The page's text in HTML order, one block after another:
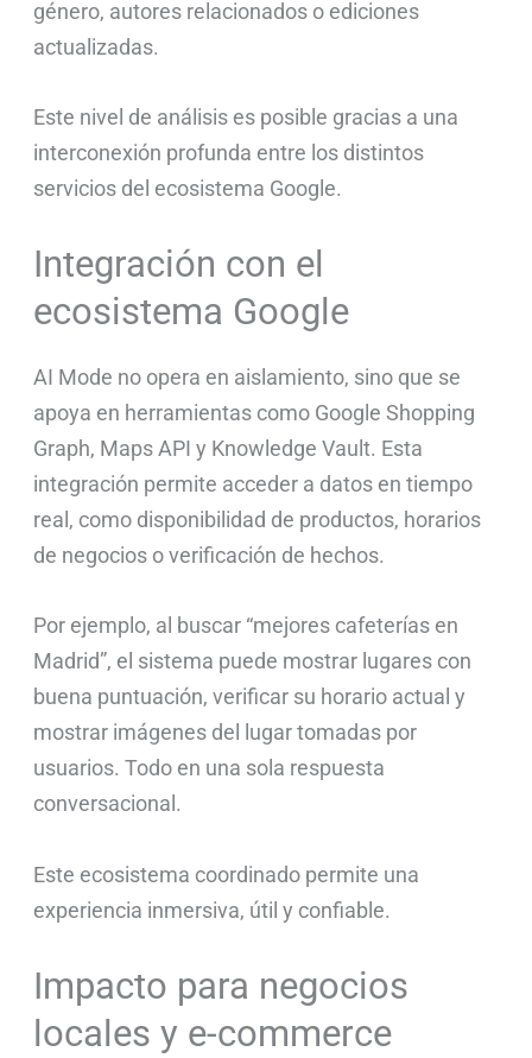
género, autores relacionados o ediciones
actualizadas.
Este nivel de análisis es posible gracias a una
interconexión profunda entre los distintos
servicios del ecosistema Google.
Integración con el
ecosistema Google
AI Mode no opera en aislamiento, sino que se
apoya en herramientas como Google Shopping
Graph, Maps API y Knowledge Vault. Esta
integración permite acceder a datos en tiempo
real, como disponibilidad de productos, horarios
de negocios o verificación de hechos.
Por ejemplo, al buscar “mejores cafeterías en
Madrid”, el sistema puede mostrar lugares con
buena puntuación, verificar su horario actual y
mostrar imágenes del lugar tomadas por
usuarios. Todo en una sola respuesta
conversacional.
Este ecosistema coordinado permite una
experiencia inmersiva, útil y confiable.
Impacto para negocios
locales y e-commerce